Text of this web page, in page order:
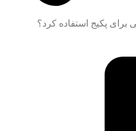
استفاده کرد؟